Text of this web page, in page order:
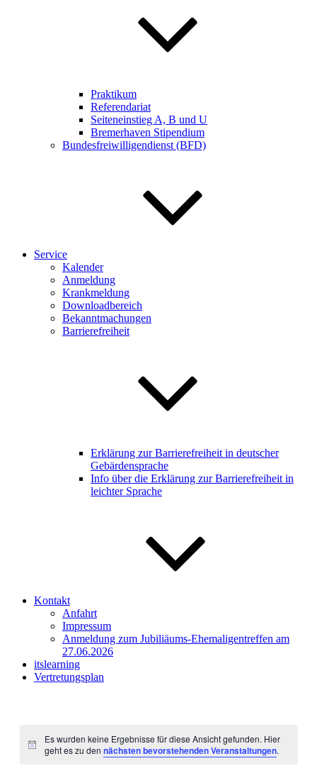
Praktikum
Referendariat
Seiteneinstieg A, B und U
Bremerhaven Stipendium
Bundesfreiwilligendienst (BFD)
Service
Kalender
Anmeldung
Krankmeldung
Downloadbereich
Bekanntmachungen
Barrierefreiheit
Erklärung zur Barrierefreiheit in deutscher
Gebärdensprache
Info über die Erklärung zur Barrierefreiheit in
leichter Sprache
Kontakt
Anfahrt
Impressum
Anmeldung zum Jubiliäums-Ehemaligentreffen am
27.06.2026
itslearning
Vertretungsplan
Hinweis
Es wurden keine Ergebnisse für diese Ansicht gefunden. Hier
geht es zu den nächsten bevorstehenden Veranstaltungen.